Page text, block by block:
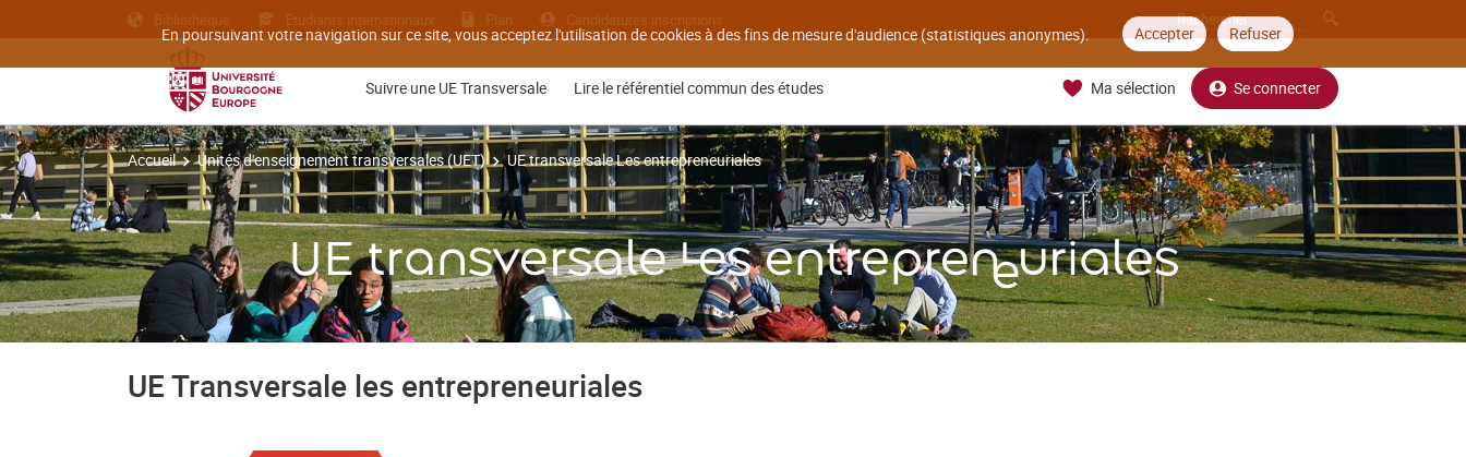
En poursuivant votre navigation sur ce site, vous acceptez l'utilisation de cookies à des fins de mesure d'audience (statistiques anonymes). Accepter Refuser
Bibliothèque Etudiants internationaux Plan Candidatures inscriptions
Suivre une UE Transversale Lire le référentiel commun des études Ma sélection Se connecter
Accueil Unités d'enseignement transversales (UET) UE transversale Les entrepreneuriales
UE transversale Les entrepreneuriales
UE Transversale les entrepreneuriales